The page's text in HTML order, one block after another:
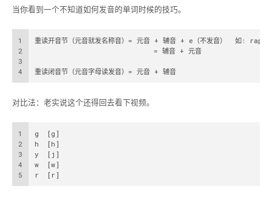
当你看到一个不知道如何发音的单词时候的技巧。
1
2
3
4
重读开音节（元音就发名称音）= 元音 + 辅音 + e（不发音）  如:
                            = 辅音 + 元音
重读闭音节（元音字母读发音）= 元音 + 辅音
对比法：老实说这个还得回去看下视频。
1
2
3
4
5
g  [g]
h  [h]
y  [j]
w  [w]
r  [r]